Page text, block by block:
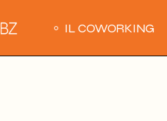
IL COWORKING